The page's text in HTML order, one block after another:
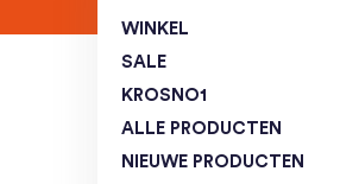
WINKEL
SALE
KROSNO1
ALLE PRODUCTEN
NIEUWE PRODUCTEN